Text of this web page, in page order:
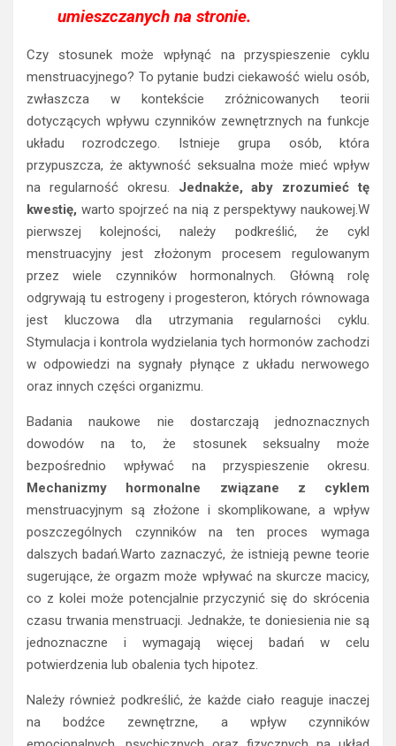
umieszczanych na stronie.
Czy stosunek może wpłynąć na przyspieszenie cyklu
menstruacyjnego? To pytanie budzi ciekawość wielu osób,
zwłaszcza w kontekście zróżnicowanych teorii
dotyczących wpływu czynników zewnętrznych na funkcje
układu rozrodczego. Istnieje grupa osób, która
przypuszcza, że aktywność seksualna może mieć wpływ
na regularność okresu. Jednakże, aby zrozumieć tę
kwestię, warto spojrzeć na nią z perspektywy naukowej.W
pierwszej kolejności, należy podkreślić, że cykl
menstruacyjny jest złożonym procesem regulowanym
przez wiele czynników hormonalnych. Główną rolę
odgrywają tu estrogeny i progesteron, których równowaga
jest kluczowa dla utrzymania regularności cyklu.
Stymulacja i kontrola wydzielania tych hormonów zachodzi
w odpowiedzi na sygnały płynące z układu nerwowego
oraz innych części organizmu.
Badania naukowe nie dostarczają jednoznacznych
dowodów na to, że stosunek seksualny może
bezpośrednio wpływać na przyspieszenie okresu.
Mechanizmy hormonalne związane z cyklem
menstruacyjnym są złożone i skomplikowane, a wpływ
poszczególnych czynników na ten proces wymaga
dalszych badań.Warto zaznaczyć, że istnieją pewne teorie
sugerujące, że orgazm może wpływać na skurcze macicy,
co z kolei może potencjalnie przyczynić się do skrócenia
czasu trwania menstruacji. Jednakże, te doniesienia nie są
jednoznaczne i wymagają więcej badań w celu
potwierdzenia lub obalenia tych hipotez.
Należy również podkreślić, że każde ciało reaguje inaczej
na bodźce zewnętrzne, a wpływ czynników